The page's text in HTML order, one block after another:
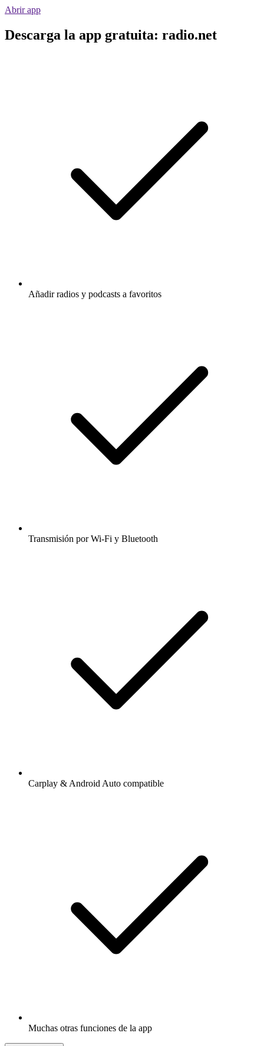
Abrir app
Descarga la app gratuita: radio.net
Añadir radios y podcasts a favoritos
Transmisión por Wi-Fi y Bluetooth
Carplay & Android Auto compatible
Muchas otras funciones de la app